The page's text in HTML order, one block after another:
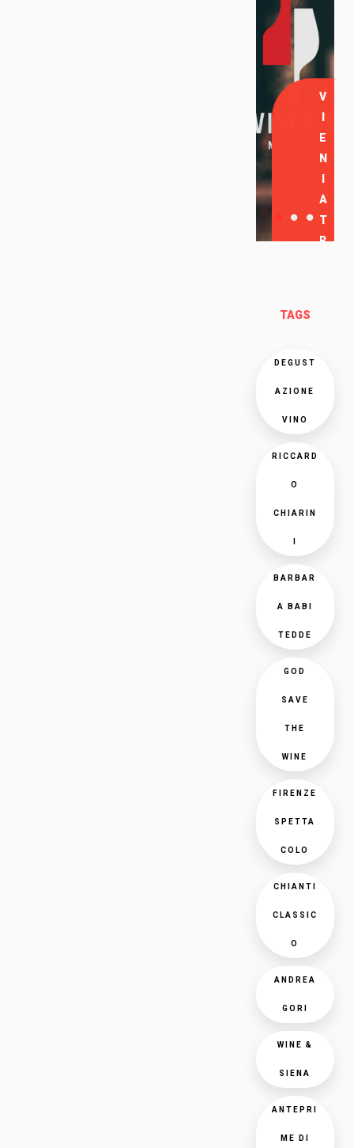
V
E
N
A
T
R
TAGS
DEGUST
AZIONE
VINO
RICCARD
O
CHIARIN
BARBAR
A BABI
TEDDE
GOD
SAVE
THE
WINE
FIRENZE
SPETTA
COLO
CHIANTI
CLASSIC
O
ANDREA
GORI
WINE &
SIENA
ANTEPRI
ME DI